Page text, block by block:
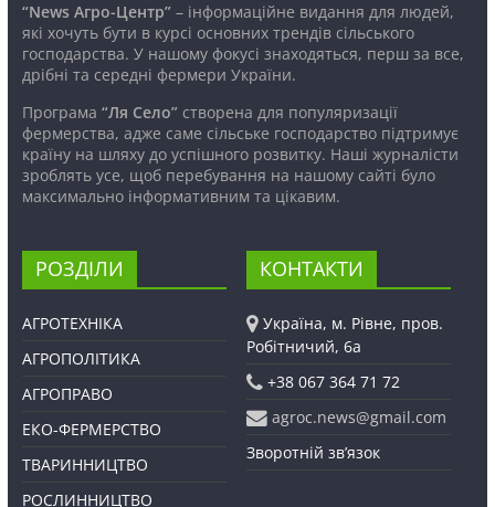
“News Агро-Центр”– інформаційне видання для людей,
які хочуть бути в курсі основних трендів сільського
господарства. У нашому фокусі знаходяться, перш за все,
дрібні та середні фермери України.
Програма “Ля Село”створена для популяризації
фермерства, адже саме сільське господарство підтримує
країну на шляху до успішного розвитку. Наші журналісти
зроблять усе, щоб перебування на нашому сайті було
максимально інформативним та цікавим.
РОЗДІЛИ
АГРОТЕХНІКА
АГРОПОЛІТИКА
АГРОПРАВО
ЕКО-ФЕРМЕРСТВО
ТВАРИННИЦТВО
РОСЛИННИЦТВО
КОНТАКТИ
Україна, м. Рівне, пров.
Робітничий, 6а
+38 067 364 71 72
agroc.news@gmail.com
Зворотній зв’язок